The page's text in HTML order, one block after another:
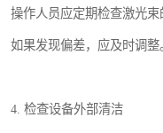
操作人员应定期检查激光束
如果发现偏差，应及时调整
4. 检查设备外部清洁